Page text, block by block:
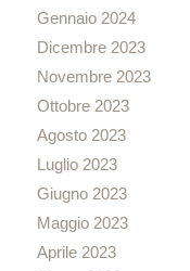
Gennaio 2024
Dicembre 2023
Novembre 2023
Ottobre 2023
Agosto 2023
Luglio 2023
Giugno 2023
Maggio 2023
Aprile 2023